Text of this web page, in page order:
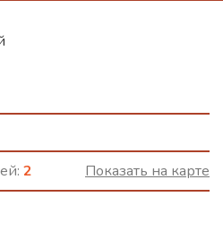
2 Показать на карте